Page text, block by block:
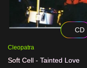
CD
Cleopatra
Soft Cell - Tainted Love